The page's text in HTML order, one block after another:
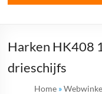
soorten
goed
advies!
Harken HK408
drieschijfs
Home»